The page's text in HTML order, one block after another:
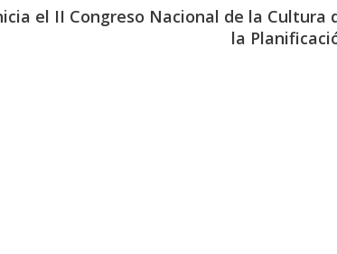
el II Congreso Nacional de la Cultura
la